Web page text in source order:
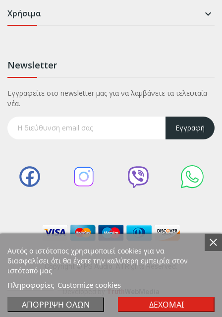
Χρήσιμα 
Newsletter
Εγγραφείτε στο newsletter μας για να λαμβάνετε τα τελευταία
νέα.
Εγγραφή
Copyright © PS Audio. All Rights Reserved.
Developed byTruth
Αυτός ο ιστότοπος χρησιμοποιεί cookies για να
διασφαλίσει ότι θα έχετε την καλύτερη εμπειρία στον
ιστότοπό μας
Πληροφορίες Customize cookies
ΑΠΌΡΡΙΨΗ ΌΛΩΝ ΔΈΧΟΜΑΙ